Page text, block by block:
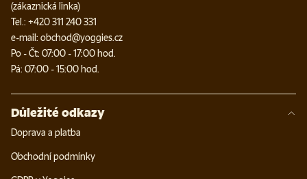
(zákaznická linka)
Tel.: +420 311 240 331
e-mail: obchod@yoggies.cz
Po - Čt: 07:00 - 17:00 hod.
Pá: 07:00 - 15:00 hod.
Důležité odkazy
Doprava a platba
Obchodní podmínky